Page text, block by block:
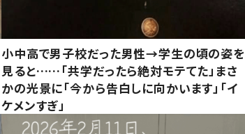
小中高で男子校だった男性→学生の頃の姿を
見ると……「共学だったら絶対モテてた」まさ
かの光景に「今から告白しに向かいます」「イ
ケメンすぎ」